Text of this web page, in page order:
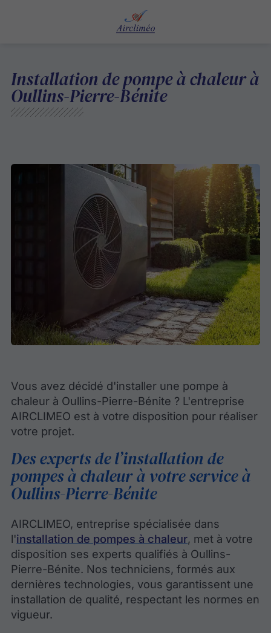
Installation de pompe à chaleur à
Oullins-Pierre-Bénite
Vous avez décidé d'installer une pompe à
chaleur à Oullins-Pierre-Bénite ? L'entreprise
AIRCLIMEO est à votre disposition pour réaliser
votre projet.
Des experts de l’installation de
pompes à chaleur à votre service à
Oullins-Pierre-Bénite
AIRCLIMEO, entreprise spécialisée dans
l'installation de pompes à chaleur, met à votre
disposition ses experts qualifiés à Oullins-
Pierre-Bénite. Nos techniciens, formés aux
dernières technologies, vous garantissent une
installation de qualité, respectant les normes en
vigueur.